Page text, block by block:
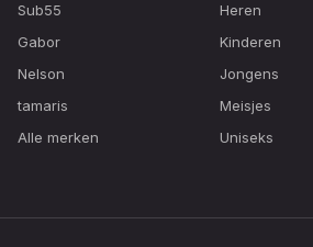
Sub55
Gabor
Nelson
tamaris
Alle merken
Heren
Kinderen
Jongens
Meisjes
Uniseks